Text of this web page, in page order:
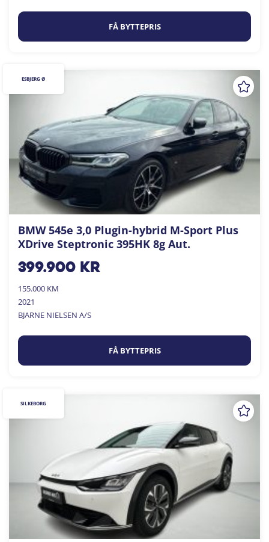
FÅ BYTTEPRIS
BMW 545e 3,0 Plugin-hybrid M-Sport Plus
XDrive Steptronic 395HK 8g Aut.
399.900kr
155.000 KM
2021
BJARNE NIELSEN A/S
FÅ BYTTEPRIS
ESBJERG Ø
SILKEBORG